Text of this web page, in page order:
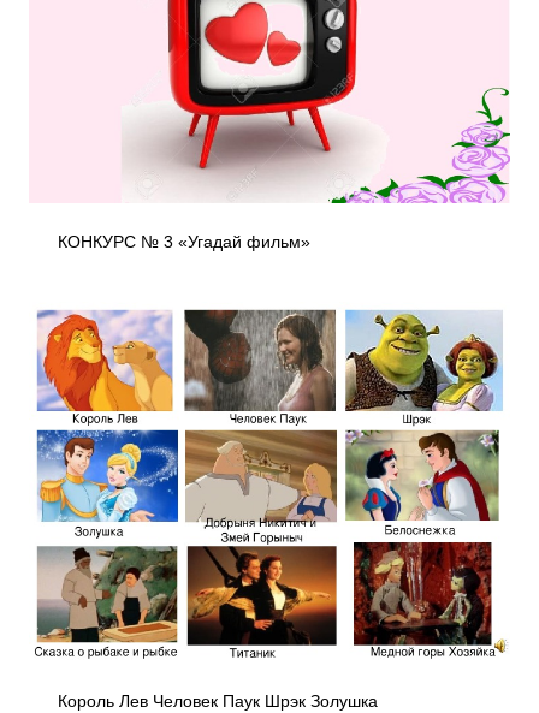
КОНКУРС № 3 «Угадай фильм»
Король Лев Человек Паук Шрэк Золушка